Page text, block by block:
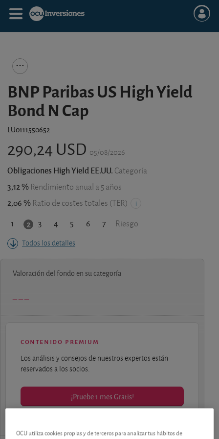
BNP Paribas US High Yield
Bond N Cap
LU0111550652
290,24 USD 05/08/2026
Obligaciones High Yield EE.UU. Categoría
3,12 % Rendimiento anual a 5 años
2,06 % Ratio de costes totales (TER)
1 2 3 4 5 6 7 Riesgo
Todos los detalles
Valoración del fondo en su categoría
contenido premium
Los análisis y consejos de nuestros expertos están
reservados a los socios.
¡Pruebe 1 mes Gratis!
OCU utiliza cookies propias y de terceros para analizar tus hábitos de